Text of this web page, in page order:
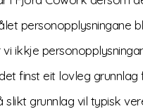
personopplysningane
ikkje
finst eit lovleg grunnlag
slikt grunnlag vil typisk